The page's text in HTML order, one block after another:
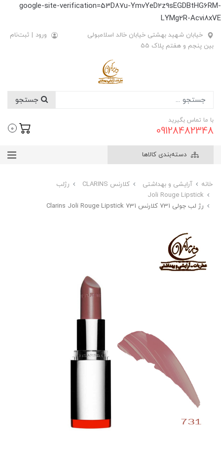
google-site-verification=53D87u-YmvYeD2z9sEGDBtHG6RM-
LYMg2R-Acvi8xVE
خیابان شهید بهشتی خیابان خالد اسلامبولی
بین پنجم و هفتم پلاک 55
ورود | ثبت‌نام
با ما تماس بگیرید
09128482348
0
دسته‌بندی کالاها
خانه آرایشی و بهداشتی کلارنس CLARINS
رژلب
Joli Rouge Lipstick
رژ لب جولی 731 کلارنس Clarins Joli Rouge Lipstick 731